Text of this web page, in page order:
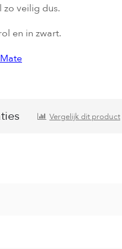
zo veilig dus.
en in zwart.
Vergelijk dit product